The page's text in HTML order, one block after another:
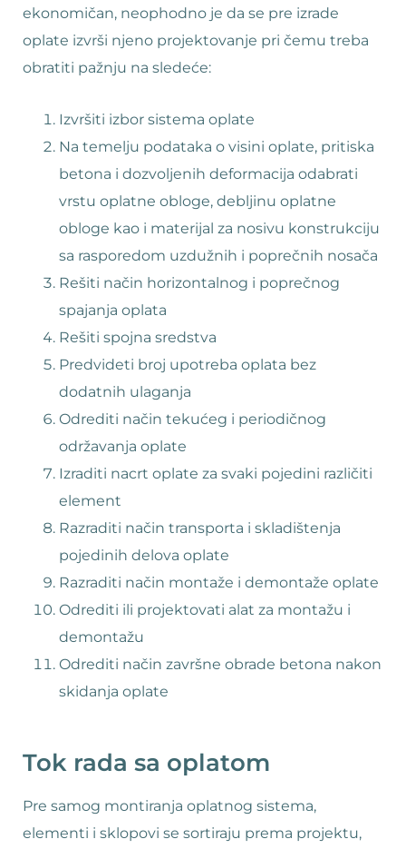
ekonomičan, neophodno je da se pre izrade
oplate izvrši njeno projektovanje pri čemu treba
obratiti pažnju na sledeće:
Izvršiti izbor sistema oplate
Na temelju podataka o visini oplate, pritiska
betona i dozvoljenih deformacija odabrati
vrstu oplatne obloge, debljinu oplatne
obloge kao i materijal za nosivu konstrukciju
sa rasporedom uzdužnih i poprečnih nosača
Rešiti način horizontalnog i poprečnog
spajanja oplata
Rešiti spojna sredstva
Predvideti broj upotreba oplata bez
dodatnih ulaganja
Odrediti način tekućeg i periodičnog
održavanja oplate
Izraditi nacrt oplate za svaki pojedini različiti
element
Razraditi način transporta i skladištenja
pojedinih delova oplate
Razraditi način montaže i demontaže oplate
Odrediti ili projektovati alat za montažu i
demontažu
Odrediti način završne obrade betona nakon
skidanja oplate
Tok rada sa oplatom
Pre samog montiranja oplatnog sistema,
elementi i sklopovi se sortiraju prema projektu,